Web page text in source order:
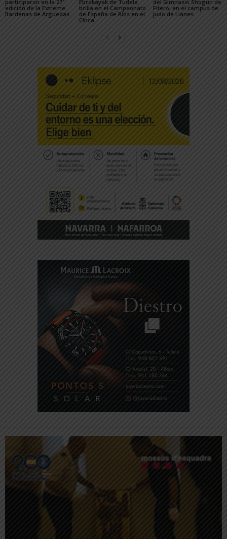
participaron en la 27ª
edición de la Extreme
Bardenas de Arguedas
Ebrokayak de Tudela
brilla en el Campeonato
de España de Ríos en el
Cinca
del Gimnasio Shogun de
Fitero, en el campus de
judo de Llanes